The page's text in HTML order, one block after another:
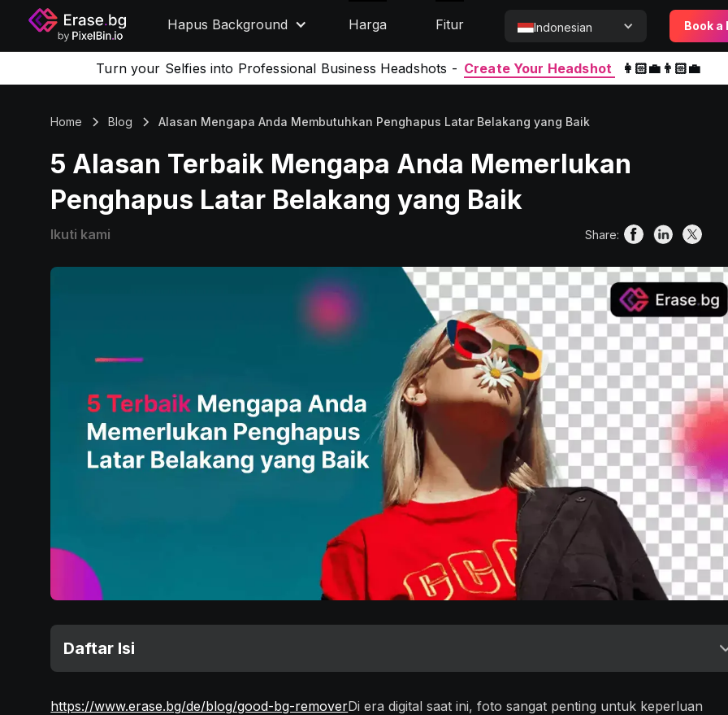
Hapus Background Harga Fitur Indonesian Book a
Turn your Selfies into Professional Business Headshots - Create Your Headshot 👩🏻‍💼👨🏻‍💼
Home Blog Alasan Mengapa Anda Membutuhkan Penghapus Latar Belakang yang Baik
5 Alasan Terbaik Mengapa Anda Memerlukan
Penghapus Latar Belakang yang Baik
Ikuti kami Share:
Daftar Isi
https://www.erase.bg/de/blog/good-bg-removerDi era digital saat ini, foto sangat penting untuk keperluan